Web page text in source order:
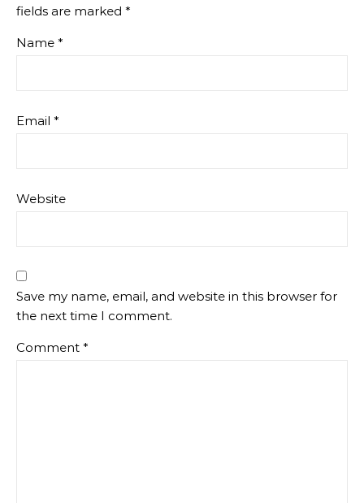
fields are marked *
Name *
Email *
Website
Save my name, email, and website in this browser for
the next time I comment.
Comment *